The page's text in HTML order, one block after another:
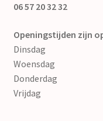
06 57 20 32 32
Openingstijden zijn
Dinsdag
Woensdag
Donderdag
Vrijdag